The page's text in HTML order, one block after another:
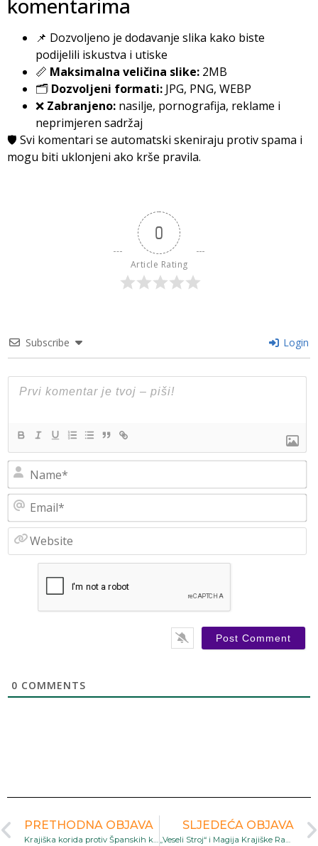
komentarima
📌 Dozvoljeno je dodavanje slika kako biste
podijelili iskustva i utiske
📏 Maksimalna veličina slike: 2MB
🗂️ Dozvoljeni formati: JPG, PNG, WEBP
❌ Zabranjeno: nasilje, pornografija, reklame i
neprimjeren sadržaj
🛡️ Svi komentari se automatski skeniraju protiv spama i
mogu biti uklonjeni ako krše pravila.
0
Article Rating
Subscribe Login
0 COMMENTS
PRETHODNA OBJAVA
Krajiška korida protiv Španskih korida: Dva Naroda, Jedna Strast
SLJEDEĆA OBJAVA
„Veseli Stroj“ i Magija Krajiške Rakije: Tradicija Koja Održava Krajinu na Okupu